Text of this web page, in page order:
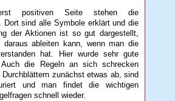
positiven Seite stehen die
Dort sind alle Symbole erklärt und die
der Aktionen ist so gut dargestellt,
ableiten kann, wenn man die
hat. Hier wurde sehr gute
die Regeln an sich schrecken
zunächst etwas ab, sind
und man findet die wichtigen
schnell wieder.